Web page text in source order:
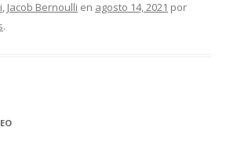
, Jacob Bernoulli en agosto 14, 2021 por
.